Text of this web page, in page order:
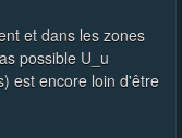
et dans les zones
possible U_u
est encore loin d'être